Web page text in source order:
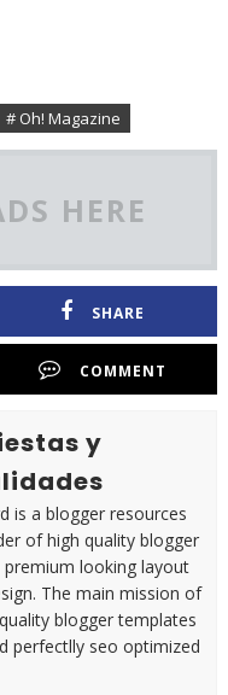
# Oh! Magazine
HERE
SHARE
COMMENT
y
is a blogger resources
of high quality blogger
looking layout
The main mission of
blogger templates
perfectlly seo optimized